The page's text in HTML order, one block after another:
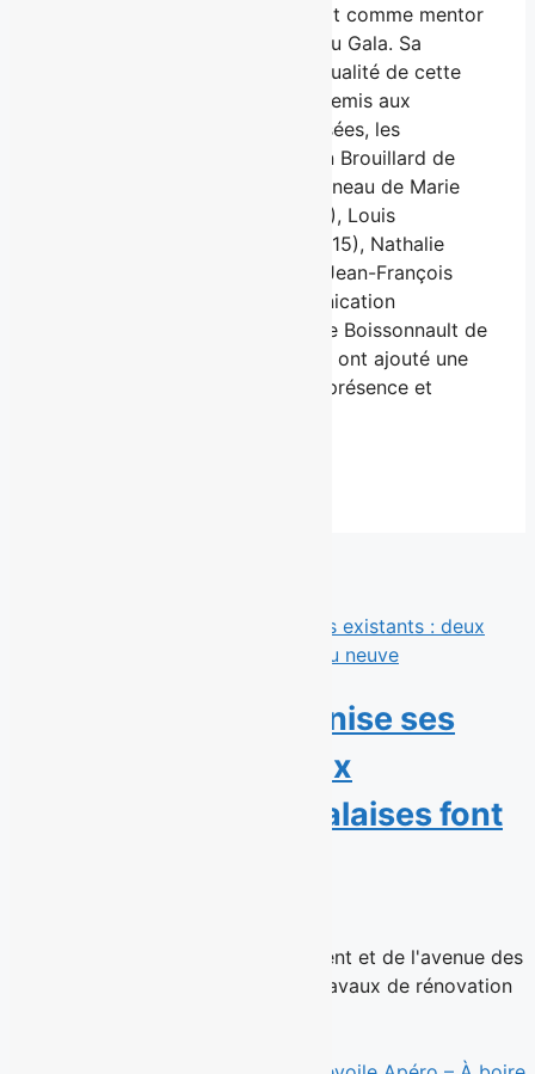
d’un président d’honneur qui agit comme mentor
pour les directeurs et l’équipe du Gala. Sa
présence améliore toujours la qualité de cette
soirée festive et celle des prix remis aux
étudiants. Dans les années passées, les
présidents d’honneur, dont Jean Brouillard de
BROUILLARD (2013), Marie Morneau de Marie
Morneau Communication (2014), Louis
Massicotte de Net Création (2015), Nathalie
Langevin de Québécor (2016), Jean-François
Larouche de Larouche Communication
Marketing (2017), et Anne-Marie Boissonnault de
Maison 1608 par Solisco (2018) ont ajouté une
notoriété au Gala, grâce à leur présence et
Éconofitness modernise ses
gyms existants : deux
succursales montréalaises font
Les succursales de Ville Saint-Laurent et de l'avenue des
Pins rouvrent après d'importants travaux de rénovation